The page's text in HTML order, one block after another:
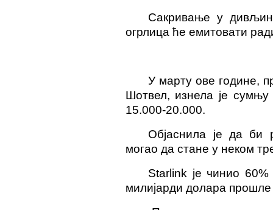
Сакривање у
огрлица ће емитовати
У марту ове године,
Шотвел, изнела је сумњу
15.000-20.000.
Објаснила је да би
могао да стане у неком
Starlink је чинио
милијарди долара прошле